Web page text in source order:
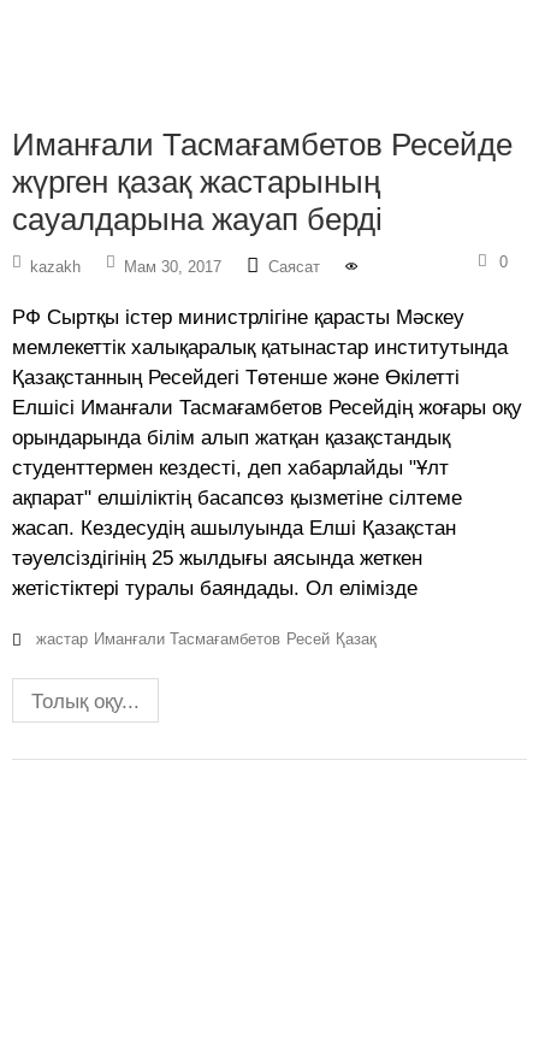
Иманғали Тасмағамбетов Ресейде
жүрген қазақ жастарының
сауалдарына жауап берді
kazakh Мам 30, 2017 Саясат 0
РФ Сыртқы істер министрлігіне қарасты Мәскеу
мемлекеттік халықаралық қатынастар институтында
Қазақстанның Ресейдегі Төтенше және Өкілетті
Елшісі Иманғали Тасмағамбетов Ресейдің жоғары оқу
орындарында білім алып жатқан қазақстандық
студенттермен кездесті, деп хабарлайды "Ұлт
ақпарат" елшіліктің басапсөз қызметіне сілтеме
жасап. Кездесудің ашылуында Елші Қазақстан
тәуелсіздігінің 25 жылдығы аясында жеткен
жетістіктері туралы баяндады. Ол елімізде
жастар Иманғали Тасмағамбетов Ресей Қазақ
Толық оқу...